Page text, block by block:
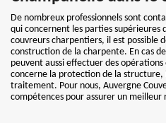
De nombreux professionnels sont
qui concernent les parties supérieures
couvreurs charpentiers, il est possible
construction de la charpente. En cas
peuvent aussi effectuer des
concerne la protection de la
traitement. Pour nous, Auvergne
compétences pour assurer un meilleur